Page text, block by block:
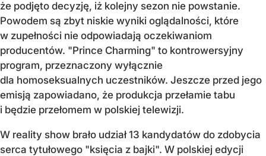
że podjęto decyzję, iż kolejny sezon nie powstanie.
Powodem są zbyt niskie wyniki oglądalności, które
w zupełności nie odpowiadają oczekiwaniom
producentów. "Prince Charming" to kontrowersyjny
program, przeznaczony wyłącznie
dla homoseksualnych uczestników. Jeszcze przed jego
emisją zapowiadano, że produkcja przełamie tabu
i będzie przełomem w polskiej telewizji.
W reality show brało udział 13 kandydatów do zdobycia
serca tytułowego "księcia z bajki". W polskiej edycji